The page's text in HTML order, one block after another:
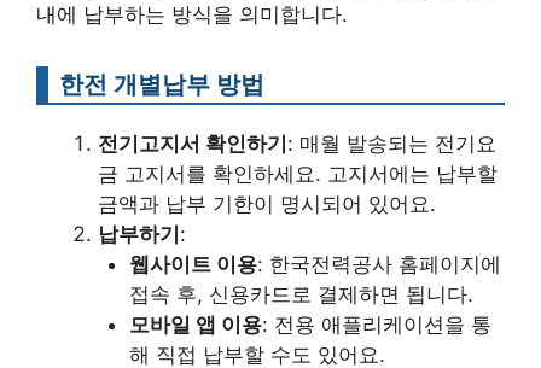
내에 납부하는 방식을 의미합니다.
한전 개별납부 방법
전기고지서 확인하기: 매월 발송되는 전기요
금 고지서를 확인하세요. 고지서에는 납부할
금액과 납부 기한이 명시되어 있어요.
납부하기:
웹사이트 이용: 한국전력공사 홈페이지에
접속 후, 신용카드로 결제하면 됩니다.
모바일 앱 이용: 전용 애플리케이션을 통
해 직접 납부할 수도 있어요.